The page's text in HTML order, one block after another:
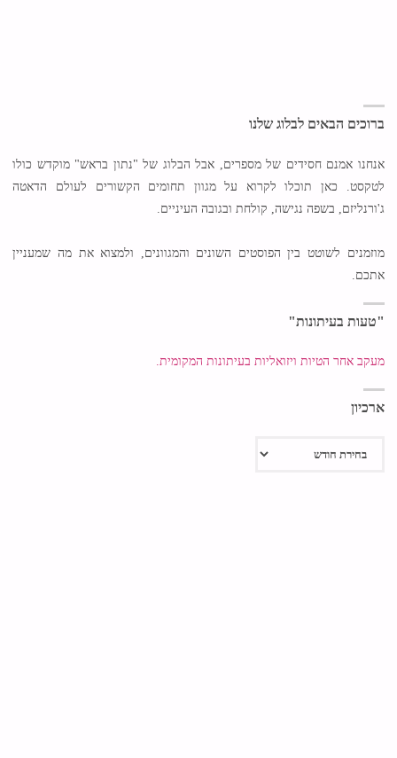
הלא
חוקיים
בישראל"
ברוכים הבאים לבלוג שלנו
אנחנו אמנם חסידים של מספרים, אבל הבלוג של "נתון בראש" מוקדש כולו
לטקסט. כאן תוכלו לקרוא על מגוון תחומים הקשורים לעולם הדאטה
ג'ורנליזם, בשפה נגישה, קולחת ובגובה העיניים.
מוזמנים לשוטט בין הפוסטים השונים והמגוונים, ולמצוא את מה שמעניין
אתכם.
"טעות בעיתונות"
מעקב אחר הטיות ויזואליות בעיתונות המקומית.
ארכיון